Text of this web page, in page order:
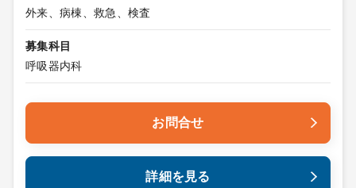
外来、病棟、救急、検査
募集科目
呼吸器内科
お問合せ
詳細を見る